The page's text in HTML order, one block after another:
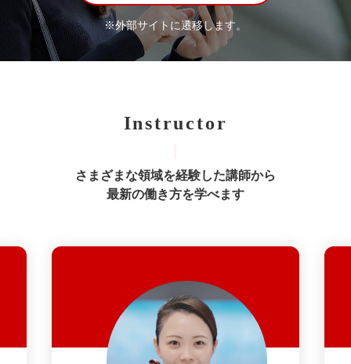
※外部サイトに遷移します。
Instructor
さまざまな領域を経験した講師から
最新の働き方を学べます